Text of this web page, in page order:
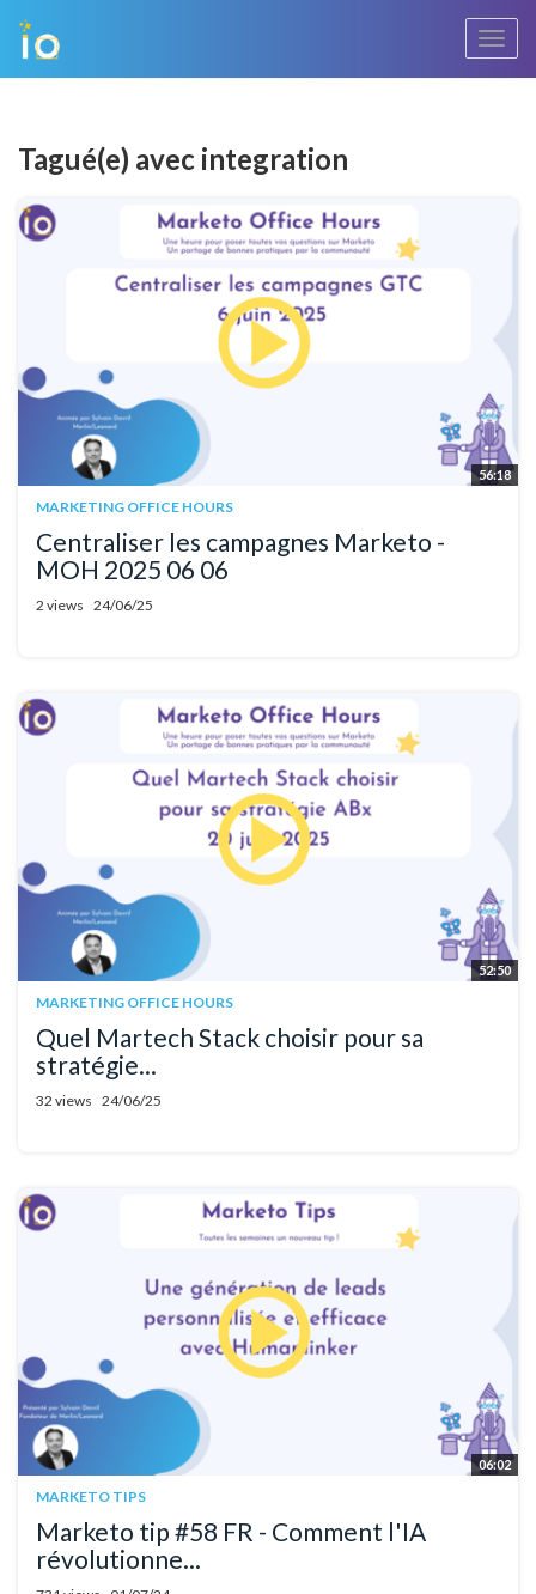
la
Tagué(e) avec integration
56:18
MARKETING OFFICE HOURS
Centraliser les campagnes Marketo -
MOH 2025 06 06
2 views 24/06/25
52:50
MARKETING OFFICE HOURS
Quel Martech Stack choisir pour sa
stratégie...
32 views 24/06/25
06:02
MARKETO TIPS
Marketo tip #58 FR - Comment l'IA
révolutionne...